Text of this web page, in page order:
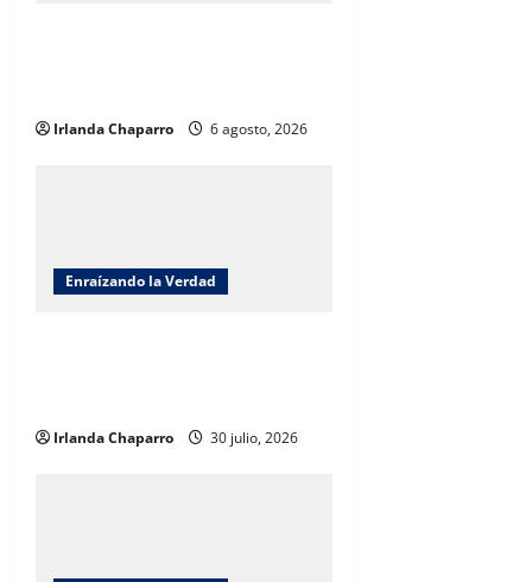
n Irlanda Chaparro 6 agosto, 2026
Enraízando la Verdad
Irlanda Chaparro 30 julio, 2026